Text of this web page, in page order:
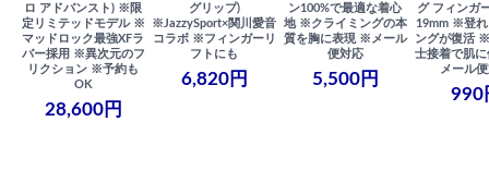
ロ アドバンスト) ※限
定リミテッドモデル ※
マッドロック最強XFラ
バー採用 ※異次元のフ
リクション ※予約も
OK
28,600円
グリップ)
※JazzySport×関川愛音
コラボ ※フィンガーリ
フトにも
6,820円
ン100%で最適な着心
地 ※クライミングの本
質を胸に表現 ※メール
便対応
5,500円
グ フィンガ
19mm ※登れ
ングが復活
士接着で肌
メール
990